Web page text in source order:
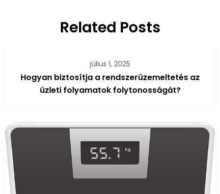
Related Posts
július 1, 2025
Hogyan biztosítja a rendszerüzemeltetés az
üzleti folyamatok folytonosságát?